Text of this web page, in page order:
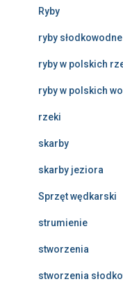
Ryby
ryby słodkowodne
ryby w polskich
ryby w polskich
rzeki
skarby
skarby jeziora
Sprzęt wędkarski
strumienie
stworzenia
stworzenia